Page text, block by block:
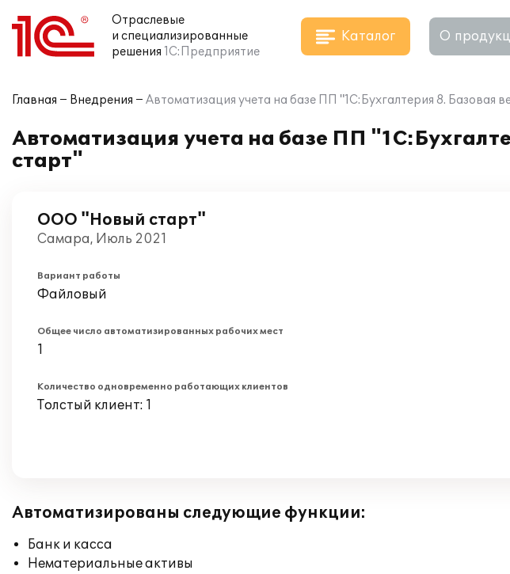
Отраслевые
и специализированные
решения 1С:Предприятие
Каталог О
Главная Внедрения Автоматизация учета на базе ПП "1С:Бухгалтерия 8.
Автоматизация учета на базе ПП
старт"
ООО "Новый старт"
Самара, Июль 2021
Вариант работы
Файловый
Общее число автоматизированных рабочих мест
1
Количество одновременно работающих клиентов
Толстый клиент: 1
Автоматизированы следующие функции:
Банк и касса
Нематериальные активы